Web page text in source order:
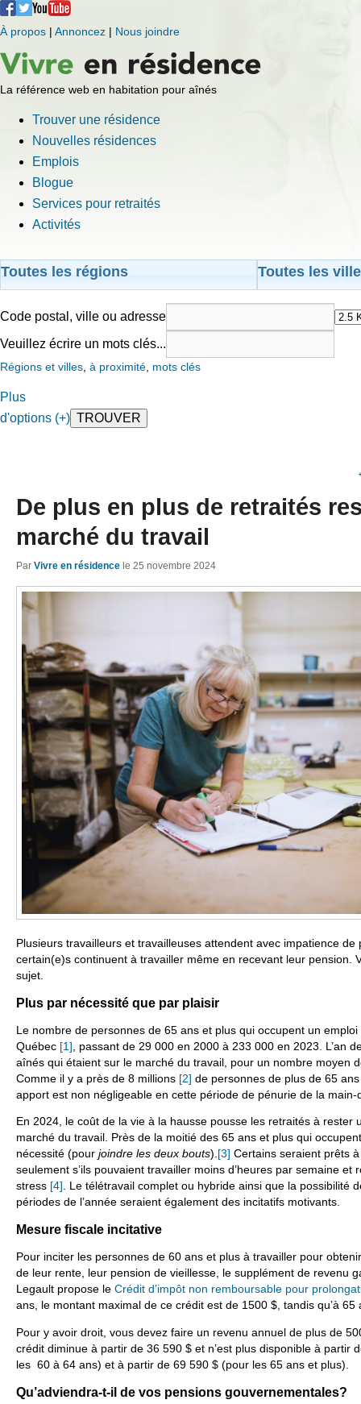
À propos | Annoncez | Nous joindre
La référence web en habitation pour aînés
Trouver une résidence
Nouvelles résidences
Emplois
Blogue
Services pour retraités
Activités
Toutes les régions Toutes les
Code postal, ville ou adresse
Veuillez écrire un mots clés...
Régions et villes à proximité mots clés
Plus
d'options (+)
De plus en plus de retraités
marché du travail
Par Vivre en résidence le 25 novembre 2024
Plusieurs travailleurs et travailleuses attendent avec impatience
certain(e)s continuent à travailler même en recevant leur pension.
sujet.
Plus par nécessité que par plaisir
Le nombre de personnes de 65 ans et plus qui occupent un
Québec [1] , passant de 29 000 en 2000 à 233 000 en 2023. L’an
aînés qui étaient sur le marché du travail, pour un nombre moyen
Comme il y a près de 8 millions [2] de personnes de plus de 65
apport est non négligeable en cette période de pénurie de la main-
En 2024, le coût de la vie à la hausse pousse les retraités à rester
marché du travail. Près de la moitié des 65 ans et plus qui
nécessité (pour joindre les deux bouts).[3] Certains seraient prêts
seulement s’ils pouvaient travailler moins d’heures par semaine et
stress [4]. Le télétravail complet ou hybride ainsi que la possibilité
périodes de l’année seraient également des incitatifs motivants.
Mesure fiscale incitative
Pour inciter les personnes de 60 ans et plus à travailler pour
de leur rente, leur pension de vieillesse, le supplément de revenu
Legault propose le Crédit d’impôt non remboursable pour
ans, le montant maximal de ce crédit est de 1500 $, tandis qu’à
Pour y avoir droit, vous devez faire un revenu annuel de plus de
crédit diminue à partir de 36 590 $ et n’est plus disponible à partir
les 60 à 64 ans) et à partir de 69 590 $ (pour les 65 ans et plus).
Qu’adviendra-t-il de vos pensions gouvernementales?